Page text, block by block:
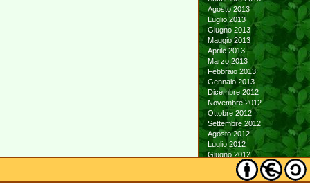
Agosto 2013
Luglio 2013
Giugno 2013
Maggio 2013
Aprile 2013
Marzo 2013
Febbraio 2013
Gennaio 2013
Dicembre 2012
Novembre 2012
Ottobre 2012
Settembre 2012
Agosto 2012
Luglio 2012
Giugno 2012
Maggio 2012
Aprile 2012